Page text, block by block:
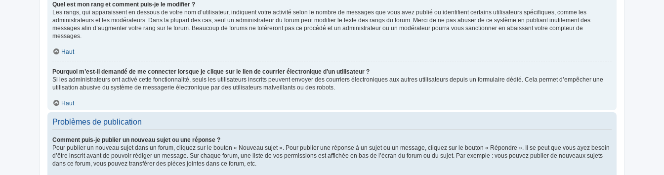
Quel est mon rang et comment puis-je le modifier ?
Les rangs, qui apparaissent en dessous de votre nom d’utilisateur, indiquent votre activité selon le nombre de messages que vous avez publié ou identifient certains utilisateurs spécifiques, comme les
administrateurs et les modérateurs. Dans la plupart des cas, seul un administrateur du forum peut modifier le texte des rangs du forum. Merci de ne pas abuser de ce système en publiant inutilement des
messages afin d’augmenter votre rang sur le forum. Beaucoup de forums ne toléreront pas ce procédé et un administrateur ou un modérateur pourra vous sanctionner en abaissant votre compteur de
messages.
Haut
Pourquoi m’est-il demandé de me connecter lorsque je clique sur le lien de courrier électronique d’un utilisateur ?
Si les administrateurs ont activé cette fonctionnalité, seuls les utilisateurs inscrits peuvent envoyer des courriers électroniques aux autres utilisateurs depuis un formulaire dédié. Cela permet d’empêcher une
utilisation abusive du système de messagerie électronique par des utilisateurs malveillants ou des robots.
Haut
Problèmes de publication
Comment puis-je publier un nouveau sujet ou une réponse ?
Pour publier un nouveau sujet dans un forum, cliquez sur le bouton « Nouveau sujet ». Pour publier une réponse à un sujet ou un message, cliquez sur le bouton « Répondre ». Il se peut que vous ayez besoin
d’être inscrit avant de pouvoir rédiger un message. Sur chaque forum, une liste de vos permissions est affichée en bas de l’écran du forum ou du sujet. Par exemple : vous pouvez publier de nouveaux sujets
dans ce forum, vous pouvez transférer des pièces jointes dans ce forum, etc.